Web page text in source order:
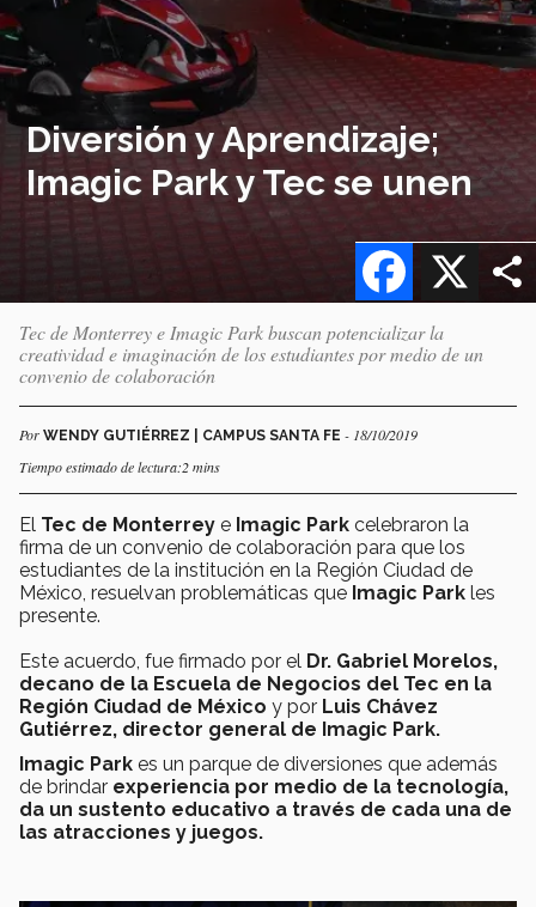
Diversión y Aprendizaje;
Imagic Park y Tec se unen
X
Facebook
Tec de Monterrey e Imagic Park buscan potencializar la
creatividad e imaginación de los estudiantes por medio de un
convenio de colaboración
Por WENDY GUTIÉRREZ | CAMPUS SANTA FE - 18/10/2019
Tiempo estimado de lectura:2 mins
El Tec de Monterrey e Imagic Park celebraron la
firma de un convenio de colaboración para que los
estudiantes de la institución en la Región Ciudad de
México, resuelvan problemáticas que Imagic Park les
presente.
Este acuerdo, fue firmado por el Dr. Gabriel Morelos,
decano de la Escuela de Negocios del Tec en la
Región Ciudad de México y por Luis Chávez
Gutiérrez, director general de Imagic Park.
Imagic Park es un parque de diversiones que además
de brindar experiencia por medio de la tecnología,
da un sustento educativo a través de cada una de
las atracciones y juegos.